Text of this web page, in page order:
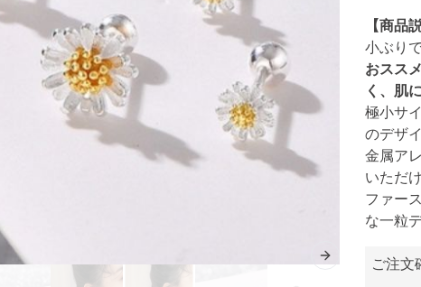
Next slide
【商品
小ぶり
おスス
く、肌
極小サ
のデザ
金属ア
いただ
ファー
な一粒
ご注文